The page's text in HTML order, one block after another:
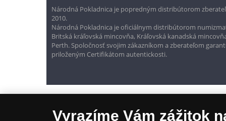
Národná Pokladnica je popredným distribútorom
2010.
Národná Pokladnica je oficiálnym distribútorom
Britská kráľovská mincovňa, Kráľovská kanadská
Perth. Spoločnosť svojim zákazníkom a zberateľom
priloženým Certifikátom autentickosti.
Vyrazíme Vám zážitok